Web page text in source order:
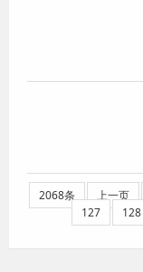
2068条 上一页
127
128